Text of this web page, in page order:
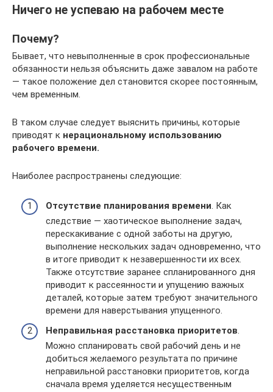
Ничего не успеваю на рабочем месте
Почему?
Бывает, что невыполненные в срок профессиональные
обязанности нельзя объяснить даже завалом на работе
— такое положение дел становится скорее постоянным,
чем временным.
В таком случае следует выяснить причины, которые
приводят к нерациональному использованию
рабочего времени.
Наиболее распространены следующие:
Отсутствие планирования времени . Как
следствие — хаотическое выполнение задач,
перескакивание с одной заботы на другую,
выполнение нескольких задач одновременно, что
в итоге приводит к незавершенности их всех.
Также отсутствие заранее спланированного дня
приводит к рассеянности и упущению важных
деталей, которые затем требуют значительного
времени для наверстывания упущенного.
Неправильная расстановка приоритетов.
Можно спланировать свой рабочий день и не
добиться желаемого результата по причине
неправильной расстановки приоритетов, когда
сначала время уделяется несущественным